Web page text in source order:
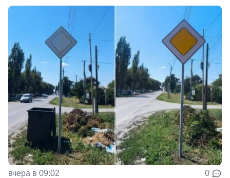
вчера в 09:02 0